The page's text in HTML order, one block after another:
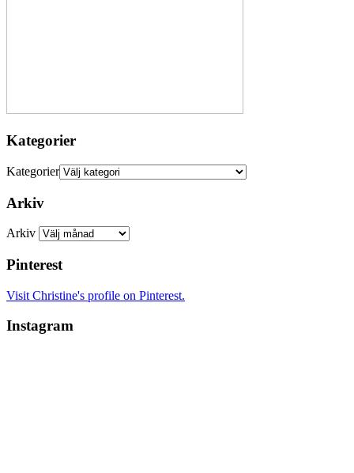
Kategorier
Kategorier
Arkiv
Arkiv
Pinterest
Visit Christine's profile on Pinterest.
Instagram